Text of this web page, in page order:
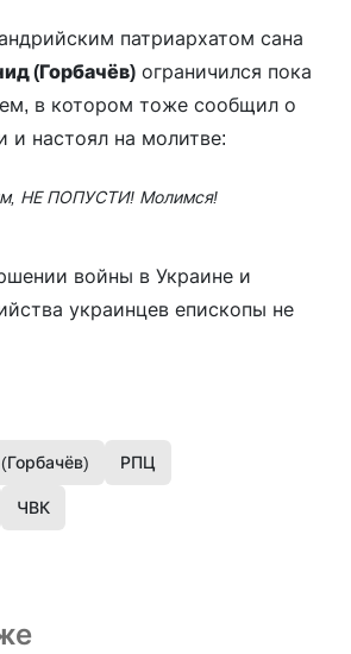
патриархатом сана
(Горбачёв) ограничился пока
в котором тоже сообщил о
и настоял на молитве:
НЕ ПОПУСТИ! Молимся!
войны в Украине и
украинцев епископы не
РПЦ
ЧВК